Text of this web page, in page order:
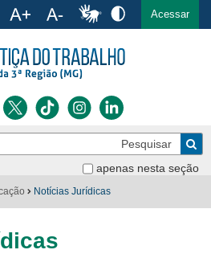
menu Ir para a busca Ir para o rodapé
Acessar
apenas nesta seção
Notícias Jurídicas